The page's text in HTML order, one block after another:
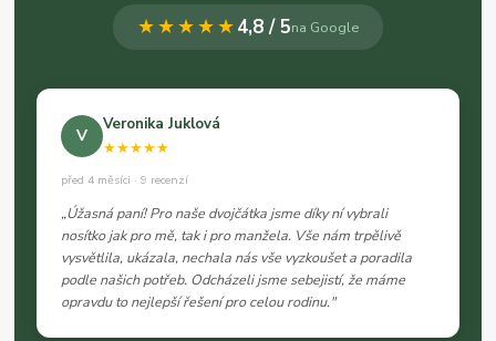
★★★★★4,8 / 5na Google
V
Veronika Juklová
★★★★★
před 4 měsíci · 9 recenzí
„Úžasná paní! Pro naše dvojčátka jsme díky ní vybrali
nosítko jak pro mě, tak i pro manžela. Vše nám trpělivě
vysvětlila, ukázala, nechala nás vše vyzkoušet a poradila
podle našich potřeb. Odcházeli jsme sebejistí, že máme
opravdu to nejlepší řešení pro celou rodinu."